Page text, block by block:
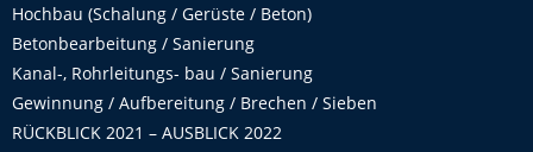
Hochbau (Schalung / Gerüste / Beton)
Betonbearbeitung / Sanierung
Kanal-, Rohrleitungs- bau / Sanierung
Gewinnung / Aufbereitung / Brechen / Sieben
RÜCKBLICK 2021 – AUSBLICK 2022